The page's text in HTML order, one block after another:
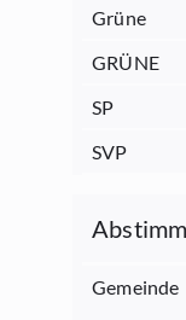
Grüne
GRÜNE
SP
SVP
Gemeinde